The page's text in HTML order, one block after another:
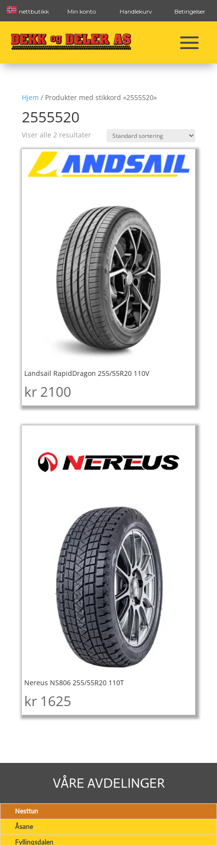
nettbutikk Min konto Handlekurv Betingelser
Hjem / Produkter med stikkord «2555520»
2555520
Viser alle 2 resultater
Landsail RapidDragon 255/55R20 110V
kr 2100
Nereus NS806 255/55R20 110T
kr 1625
VÅRE AVDELINGER
Nesttun
Åsane
Fyllingsdalen